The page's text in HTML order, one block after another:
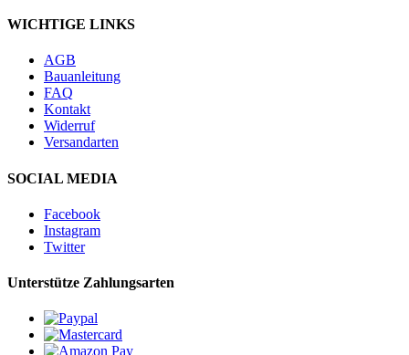
WICHTIGE LINKS
AGB
Bauanleitung
FAQ
Kontakt
Widerruf
Versandarten
SOCIAL MEDIA
Facebook
Instagram
Twitter
Unterstütze Zahlungsarten